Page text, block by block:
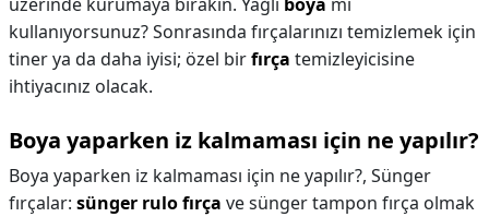
kullanıyorsunuz? Sonrasında fırçalarınızı temizlemek için
tiner ya da daha iyisi; özel birfırça temizleyicisine
ihtiyacınız olacak.
Boya yaparken iz kalmaması için ne yapılır?
Boya yaparken iz kalmaması için ne yapılır?, Sünger
fırçalar: sünger rulo fırça ve sünger tampon fırça olmak